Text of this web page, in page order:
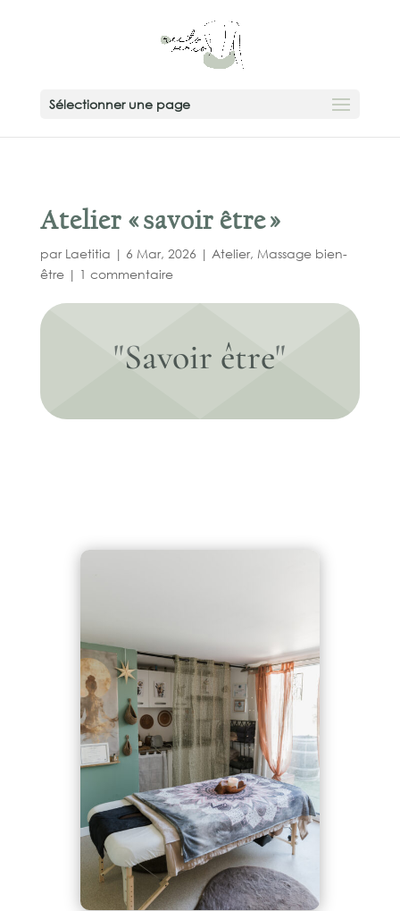
Sélectionner une page
Atelier « savoir être »
par Laetitia | 6 Mar, 2026 | Atelier, Massage bien-
être| 1 commentaire
"Savoir être"